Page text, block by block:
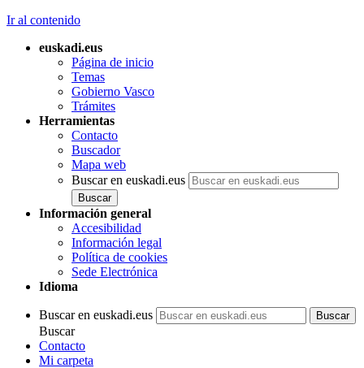
Ir al contenido
euskadi.eus
Página de inicio
Temas
Gobierno Vasco
Trámites
Herramientas
Contacto
Buscador
Mapa web
Buscar en euskadi.eus
Información general
Accesibilidad
Información legal
Política de cookies
Sede Electrónica
Idioma
Buscar en euskadi.eus
Buscar
Contacto
Mi carpeta